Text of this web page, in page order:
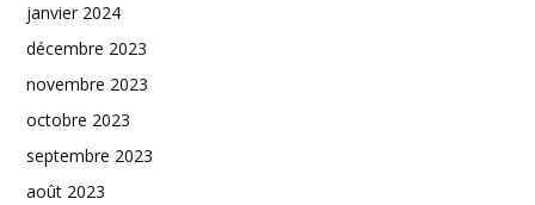
janvier 2024
décembre 2023
novembre 2023
octobre 2023
septembre 2023
août 2023